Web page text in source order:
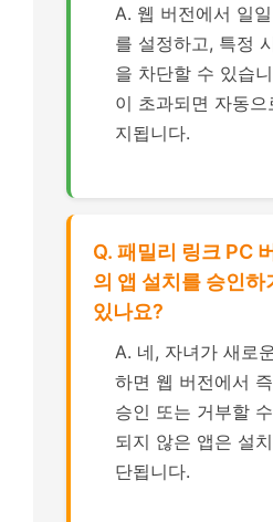
A. 웹 버전에서 일
를 설정하고, 특정
을 차단할 수 있습
이 초과되면 자동
지됩니다.
Q. 패밀리 링크 PC
의 앱 설치를 승인하
있나요?
A. 네, 자녀가 새로
하면 웹 버전에서
승인 또는 거부할
되지 않은 앱은 설
단됩니다.